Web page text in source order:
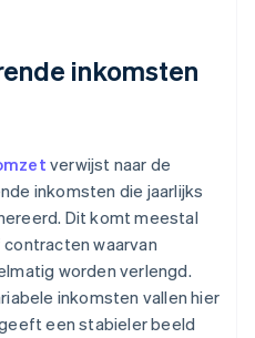
inkomsten
verwijst naar de
inkomsten die jaarlijks
Dit komt meestal
waarvan
worden verlengd.
inkomsten vallen hier
een stabieler beeld